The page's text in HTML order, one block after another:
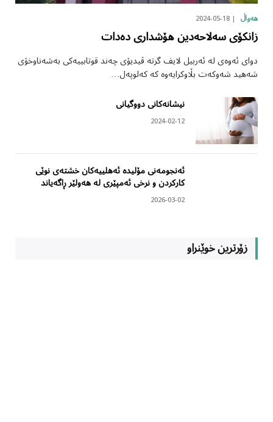
هەواڵ 2024-05-18
زانکۆی سەلاحەدین هۆشداری دەدات
دوای ئەوەی لە ئەربیل لایف گرتە ڤیدیۆی چەند قوتابییەکی بەشەناوخۆی
شەهید شەوکەت بڵاوکرایەوە کە کەلوپەل…
نیشانەکانی دووگیانی
2024-02-12
ئەنجومەنی مۆلیدە ئەهلییەکان خشتەی نوێی
کارکردن و نرخی ئەمپێری لە هەولێر ڕاگەیاند
2026-03-02
زۆرترین خوێنراو